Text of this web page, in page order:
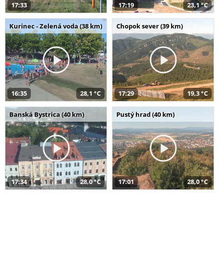
17:33 17:19 23,1 °C
Kurinec - Zelená voda (38 km)
16:35 28,1 °C
Chopok sever (39 km)
17:29 19,3 °C
Banská Bystrica (40 km)
17:34 28,0 °C
Pustý hrad (40 km)
17:01 28,0 °C